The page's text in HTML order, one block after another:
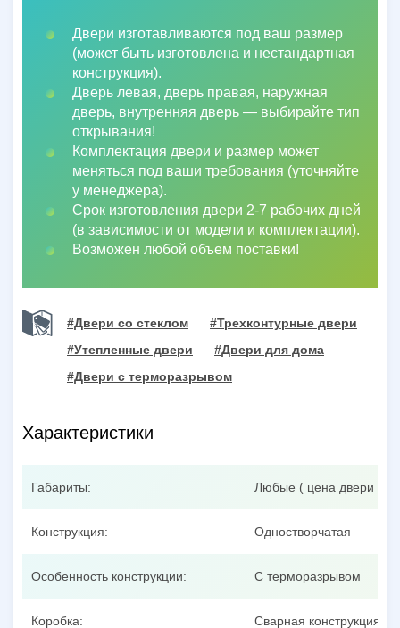
Двери изготавливаются под ваш размер
(может быть изготовлена и нестандартная
конструкция).
Дверь левая, дверь правая, наружная
дверь, внутренняя дверь — выбирайте тип
открывания!
Комплектация двери и размер может
меняться под ваши требования (уточняйте
у менеджера).
Срок изготовления двери 2-7 рабочих дней
(в зависимости от модели и комплектации).
Возможен любой объем поставки!
#Двери со стеклом
#Трехконтурные двери
#Утепленные двери
#Двери для дома
#Двери с терморазрывом
Характеристики
Габариты: Любые ( цена двери
Конструкция: Одностворчатая
Особенность конструкции: С терморазрывом
Коробка:
Сварная конструкция из